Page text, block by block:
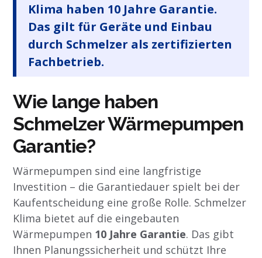
Klima haben 10 Jahre Garantie.
Das gilt für Geräte und Einbau
durch Schmelzer als zertifizierten
Fachbetrieb.
Wie lange haben
Schmelzer Wärmepumpen
Garantie?
Wärmepumpen sind eine langfristige
Investition – die Garantiedauer spielt bei der
Kaufentscheidung eine große Rolle. Schmelzer
Klima bietet auf die eingebauten
Wärmepumpen 10 Jahre Garantie. Das gibt
Ihnen Planungssicherheit und schützt Ihre